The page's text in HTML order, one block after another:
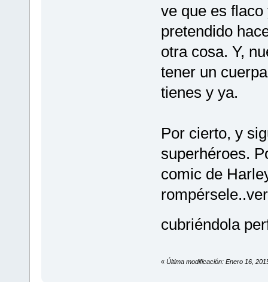
ve que es
pretendido
otra cosa. Y,
tener un
tienes y ya.
Por cierto, y
superhéroes.
comic de
cubriéndola
« Última modificación: Enero 16,